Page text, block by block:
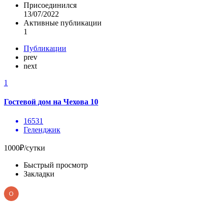
Присоединился
13/07/2022
Активные публикации
1
Публикации
prev
next
1
Гостевой дом на Чехова 10
16531
Геленджик
1000₽/сутки
Быстрый просмотр
Закладки